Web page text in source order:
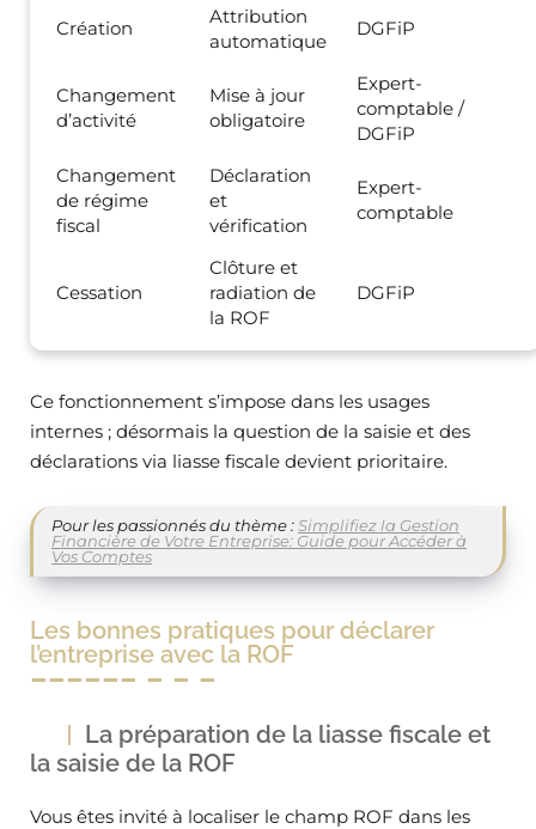
Création
Attribution
automatique
DGFiP
Changement
d’activité
Mise à jour
obligatoire
Expert-
comptable /
DGFiP
Changement
de régime
fiscal
Déclaration
et
vérification
Expert-
comptable
Cessation
Clôture et
radiation de
la ROF
DGFiP
Ce fonctionnement s’impose dans les usages
internes ; désormais la question de la saisie et des
déclarations via liasse fiscale devient prioritaire.
Pour les passionnés du thème :Simplifiez la Gestion
Financière de Votre Entreprise: Guide pour Accéder à
Vos Comptes
Les bonnes pratiques pour déclarer
l’entreprise avec la ROF
La préparation de la liasse fiscale et
la saisie de la ROF
Vous êtes invité à localiser le champ ROF dans les